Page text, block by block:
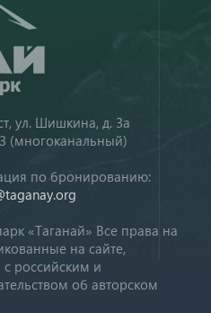
ул. Шишкина, д. 3а
(многоканальный)
по бронированию:
«Таганай» Все права на
на сайте,
российским и
об авторском